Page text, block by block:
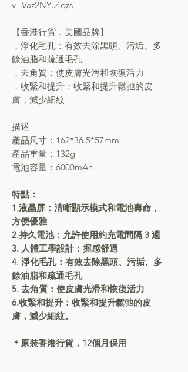
v=Vaz2NYu4qzs
【香港行貨．美國品牌】
．淨化毛孔：有效去除黑頭、污垢、多
餘油脂和疏通毛孔
．去角質：使皮膚光滑和恢復活力
．收緊和提升：收緊和提升鬆弛的皮
膚，減少細紋
描述
產品尺寸：162*36.5*57mm
產品重量：132g
電池容量：6000mAh
特點：
1.液晶屏：清晰顯示模式和電池壽命，
方便優雅
2.持久電池：允許使用約充電間隔 3 週
3. 人體工學設計：握感舒適
4. 淨化毛孔：有效去除黑頭、污垢、多
餘油脂和疏通毛孔
5. 去角質：使皮膚光滑和恢復活力
6.收緊和提升：收緊和提升鬆弛的皮
膚，減少細紋。
＊原裝香港行貨，12個月保用